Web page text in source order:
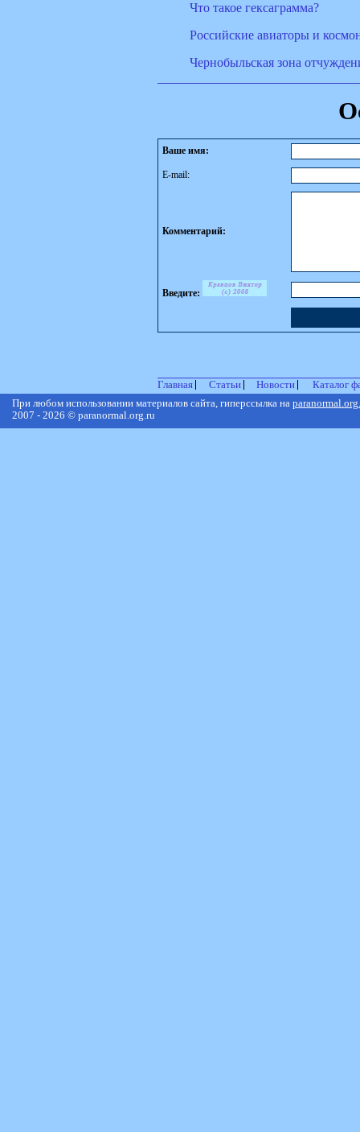
Что такое гексаграмма?
Российские авиаторы и
Чернобыльская зона
Ваше имя:
E-mail:
Комментарий:
Введите:
Главная Статьи Новости
Каталог
При любом использовании материалов сайта, гиперссылка на
2007 - 2026 © paranormal.org.ru